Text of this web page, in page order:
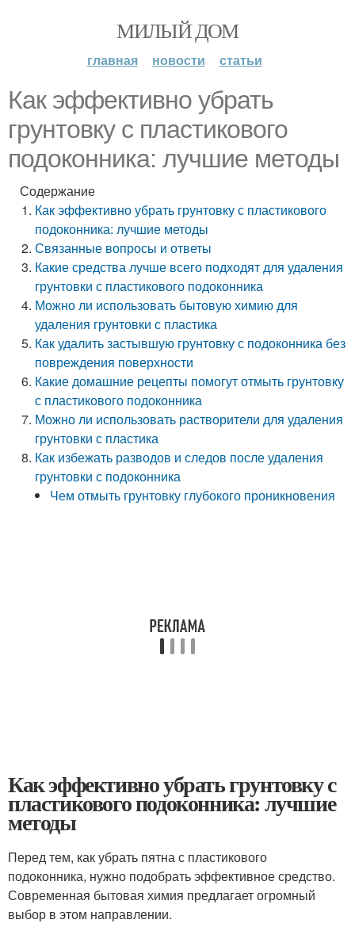
МИЛЫЙ ДОМ
главная новости статьи
Как эффективно убрать
грунтовку с пластикового
подоконника: лучшие методы
Содержание
Как эффективно убрать грунтовку с пластикового
подоконника: лучшие методы
Связанные вопросы и ответы
Какие средства лучше всего подходят для удаления
грунтовки с пластикового подоконника
Можно ли использовать бытовую химию для
удаления грунтовки с пластика
Как удалить застывшую грунтовку с подоконника без
повреждения поверхности
Какие домашние рецепты помогут отмыть грунтовку
с пластикового подоконника
Можно ли использовать растворители для удаления
грунтовки с пластика
Как избежать разводов и следов после удаления
грунтовки с подоконника
Чем отмыть грунтовку глубокого проникновения
Как эффективно убрать грунтовку с
пластикового подоконника: лучшие
методы
Перед тем, как убрать пятна с пластикового
подоконника, нужно подобрать эффективное средство.
Современная бытовая химия предлагает огромный
выбор в этом направлении.